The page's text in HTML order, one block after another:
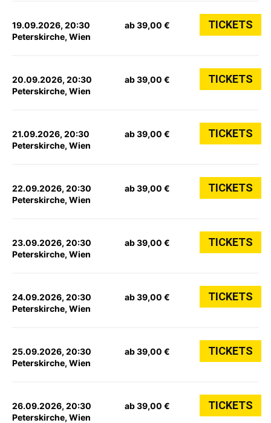
19.09.2026, 20:30
Peterskirche, Wien
ab 39,00 € TICKETS
20.09.2026, 20:30
Peterskirche, Wien
ab 39,00 € TICKETS
21.09.2026, 20:30
Peterskirche, Wien
ab 39,00 € TICKETS
22.09.2026, 20:30
Peterskirche, Wien
ab 39,00 € TICKETS
23.09.2026, 20:30
Peterskirche, Wien
ab 39,00 € TICKETS
24.09.2026, 20:30
Peterskirche, Wien
ab 39,00 € TICKETS
25.09.2026, 20:30
Peterskirche, Wien
ab 39,00 € TICKETS
26.09.2026, 20:30
Peterskirche, Wien
ab 39,00 € TICKETS